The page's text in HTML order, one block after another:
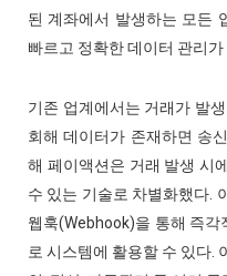
된 계좌에서 발생하는 모든
빠르고 정확한 데이터 관리
기존 업계에서는 거래가 발
회해 데이터가 존재하면 송
해 페이액션은 거래 발생 시
수 있는 기술로 차별화했다.
웹훅(Webhook)을 통해 즉각
로 시스템에 활용할 수 있다.